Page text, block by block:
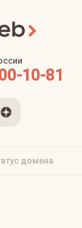
домена
10-81